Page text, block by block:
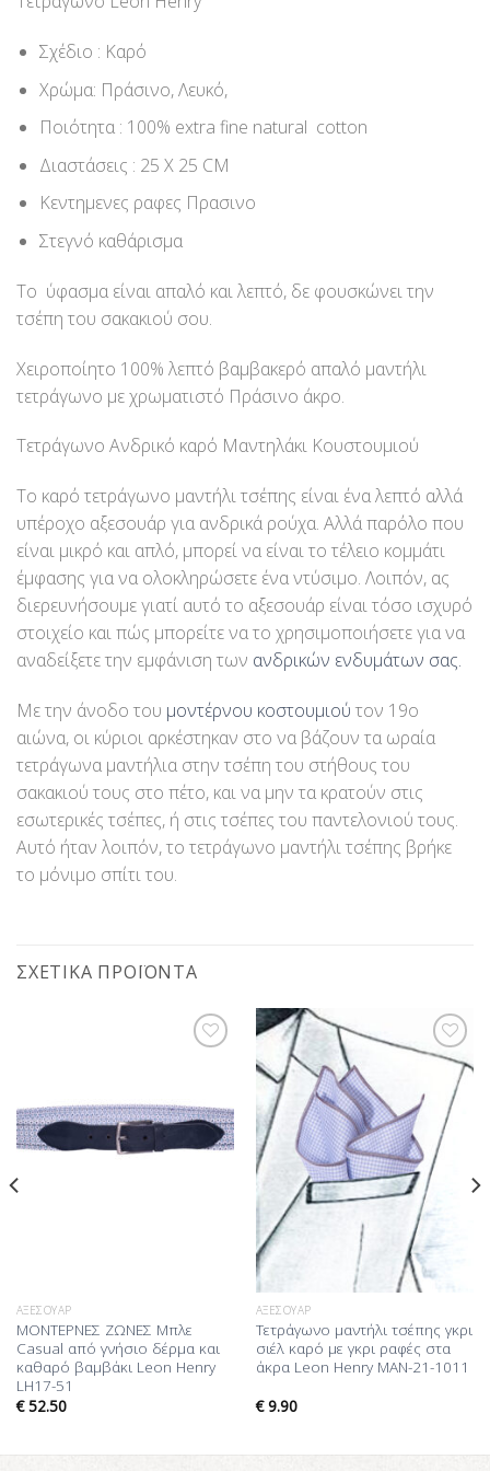
Σχέδιο : Καρό
Χρώμα: Πράσινο, Λευκό,
Ποιότητα : 100% extra fine natural cotton
Διαστάσεις : 25 Χ 25 CM
Κεντημενες ραφες Πρασινο
Στεγνό καθάρισμα
Το ύφασμα είναι απαλό και λεπτό, δε φουσκώνει την
τσέπη του σακακιού σου.
Χειροποίητο 100% λεπτό βαμβακερό απαλό μαντήλι
τετράγωνο με χρωματιστό Πράσινο άκρο.
Τετράγωνο Ανδρικό καρό Μαντηλάκι Κουστουμιού
Το καρό τετράγωνο μαντήλι τσέπης είναι ένα λεπτό αλλά
υπέροχο αξεσουάρ για ανδρικά ρούχα. Αλλά παρόλο που
είναι μικρό και απλό, μπορεί να είναι το τέλειο κομμάτι
έμφασης για να ολοκληρώσετε ένα ντύσιμο. Λοιπόν, ας
διερευνήσουμε γιατί αυτό το αξεσουάρ είναι τόσο ισχυρό
στοιχείο και πώς μπορείτε να το χρησιμοποιήσετε για να
αναδείξετε την εμφάνιση των ανδρικών ενδυμάτων σας.
Με την άνοδο του μοντέρνου κοστουμιού τον 19ο
αιώνα, οι κύριοι αρκέστηκαν στο να βάζουν τα ωραία
τετράγωνα μαντήλια στην τσέπη του στήθους του
σακακιού τους στο πέτο, και να μην τα κρατούν στις
εσωτερικές τσέπες, ή στις τσέπες του παντελονιού τους.
Αυτό ήταν λοιπόν, το τετράγωνο μαντήλι τσέπης βρήκε
το μόνιμο σπίτι του.
ΣΧΕΤΙΚΆ ΠΡΟΪΌΝΤΑ
ΑΞΕΣΟΥΆΡ
ΜΟΝΤΕΡΝΕΣ ΖΩΝΕΣ Μπλε
Casual από γνήσιο δέρμα και
καθαρό βαμβάκι Leon Henry
LH17-51
€52.50
Προσθήκη
στη Λίστα
Επιθυμίας
ΑΞΕΣΟΥΆΡ
Τετράγωνο μαντήλι τσέπης γκρι
σιέλ καρό με γκρι ραφές στα
άκρα Leon Henry MAN-21-1011
€9.90